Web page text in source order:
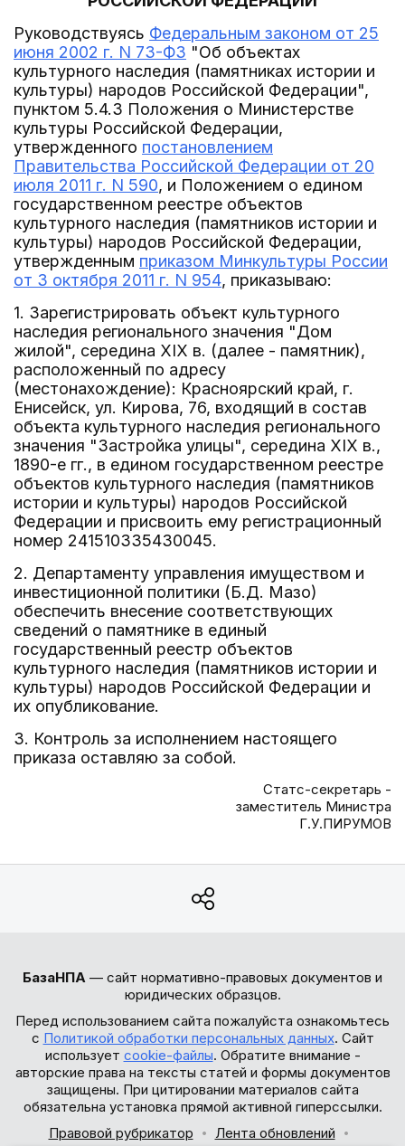
Руководствуясь Федеральным законом от 25
июня 2002 г. N 73-ФЗ "Об объектах
культурного наследия (памятниках истории и
культуры) народов Российской Федерации",
пунктом 5.4.3 Положения о Министерстве
культуры Российской Федерации,
утвержденного постановлением
Правительства Российской Федерации от 20
июля 2011 г. N 590, и Положением о едином
государственном реестре объектов
культурного наследия (памятников истории и
культуры) народов Российской Федерации,
утвержденным приказом Минкультуры России
от 3 октября 2011 г. N 954, приказываю:
1. Зарегистрировать объект культурного
наследия регионального значения "Дом
жилой", середина XIX в. (далее - памятник),
расположенный по адресу
(местонахождение): Красноярский край, г.
Енисейск, ул. Кирова, 76, входящий в состав
объекта культурного наследия регионального
значения "Застройка улицы", середина XIX в.,
1890-е гг., в едином государственном реестре
объектов культурного наследия (памятников
истории и культуры) народов Российской
Федерации и присвоить ему регистрационный
номер 241510335430045.
2. Департаменту управления имуществом и
инвестиционной политики (Б.Д. Мазо)
обеспечить внесение соответствующих
сведений о памятнике в единый
государственный реестр объектов
культурного наследия (памятников истории и
культуры) народов Российской Федерации и
их опубликование.
3. Контроль за исполнением настоящего
приказа оставляю за собой.
Статс-секретарь -
заместитель Министра
Г.У.ПИРУМОВ
БазаНПА — сайт нормативно-правовых документов и
юридических образцов.
Перед использованием сайта пожалуйста ознакомьтесь
с Политикой обработки персональных данных. Сайт
использует cookie-файлы. Обратите внимание -
авторские права на тексты статей и формы документов
защищены. При цитировании материалов сайта
обязательна установка прямой активной гиперссылки.
Правовой рубрикатор
Лента обновлений